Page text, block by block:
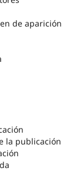
de aparición
la publicación